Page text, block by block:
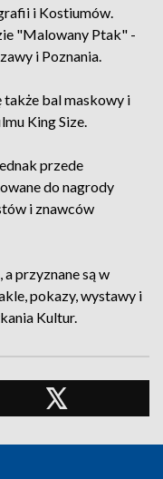
i Kostiumów.
"Malowany Ptak" -
i Poznania.
także bal maskowy i
King Size.
przede
do nagrody
i znawców
przyznane są w
pokazy, wystawy i
Kultur.